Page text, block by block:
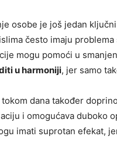
osobe je još jedan
često imaju
mogu pomoći u
u harmoniji, jer samo
dana također
i omogućava duboko
imati suprotan efekat,